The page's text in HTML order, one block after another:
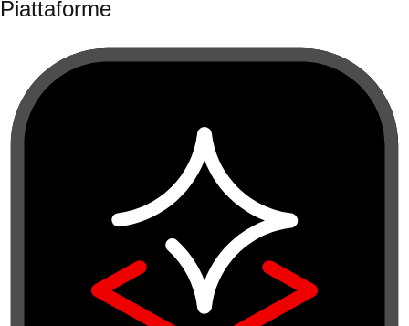
Piattaforme